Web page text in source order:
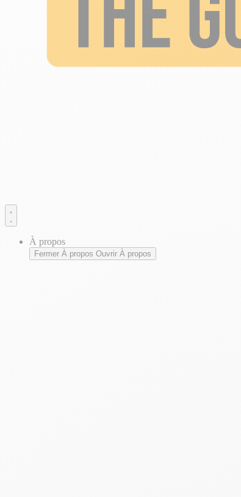
À propos
Fermer À propos Ouvrir À propos